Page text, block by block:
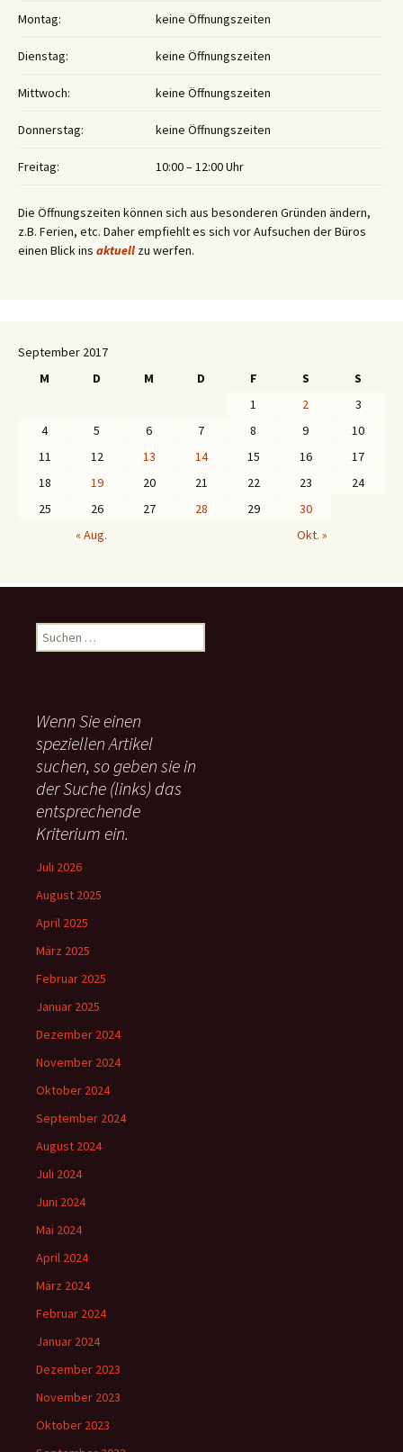
Montag: keine Öffnungszeiten
Dienstag: keine Öffnungszeiten
Mittwoch: keine Öffnungszeiten
Donnerstag: keine Öffnungszeiten
Freitag: 10:00 – 12:00 Uhr
Die Öffnungszeiten können sich aus besonderen Gründen ändern,
z.B. Ferien, etc. Daher empfiehlt es sich vor Aufsuchen der Büros
einen Blick ins aktuell zu werfen.
September 2017
M
D M D F S
S
1
2
3
4
5 6 7 8 9
10
11
12 13 14 15 16
17
18
19 20 21 22 23
24
25
26 27 28 29
30
« Aug.
Okt. »
u
n
n
a
c
:
Wenn Sie einen
speziellen Artikel
suchen, so geben sie in
der Suche (links) das
entsprechende
Kriterium ein.
Juli 2026
August 2025
April 2025
März 2025
Februar 2025
Januar 2025
Dezember 2024
November 2024
Oktober 2024
September 2024
August 2024
Juli 2024
Juni 2024
Mai 2024
April 2024
März 2024
Februar 2024
Januar 2024
Dezember 2023
November 2023
Oktober 2023